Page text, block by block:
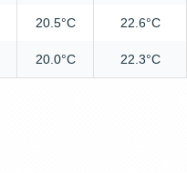
20.5°C 22.6°C
20.0°C 22.3°C